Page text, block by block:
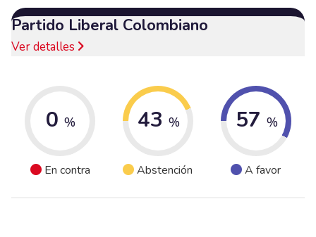
Partido Liberal Colombiano
Ver detalles
0 %
En contra
43 %
Abstención
57 %
A favor